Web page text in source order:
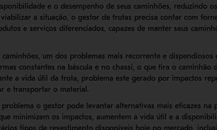
e o desempenho de seus caminhões, reduzindo
a situação, o gestor de frotas precisa contar com
e serviços diferenciados, capazes de manter seus
um dos problemas mais recorrente e dispendiosos
constantes na báscula e no chassi, o que tira o caminhão
a vida útil da frota, problema este gerado por impactos
e transportar o material.
o gestor pode levantar alternativas mais eficazes na
minimizem os impactos, aumentem a vida útil e a
tipos de revestimento disponíveis hoje no mercado,